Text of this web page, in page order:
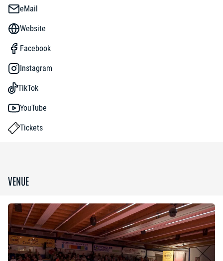
eMail
Website
Facebook
Instagram
TikTok
YouTube
Tickets
VENUE